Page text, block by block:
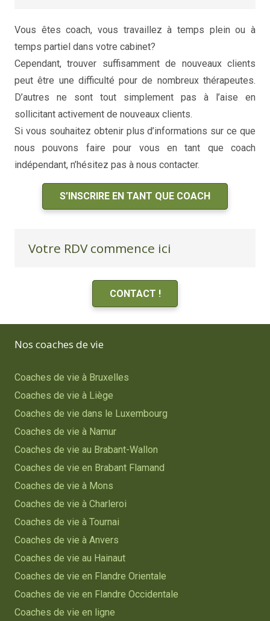
Vous êtes coach, vous travaillez à temps plein ou à
temps partiel dans votre cabinet?
Cependant, trouver suffisamment de nouveaux clients
peut être une difficulté pour de nombreux thérapeutes.
D’autres ne sont tout simplement pas à l’aise en
sollicitant activement de nouveaux clients.
Si vous souhaitez obtenir plus d’informations sur ce que
nous pouvons faire pour vous en tant que coach
indépendant, n’hésitez pas à nous contacter.
S’INSCRIRE EN TANT QUE COACH
Votre RDV commence ici
CONTACT !
Nos coaches de vie
Coaches de vie à Bruxelles
Coaches de vie à Liège
Coaches de vie dans le Luxembourg
Coaches de vie à Namur
Coaches de vie au Brabant-Wallon
Coaches de vie en Brabant Flamand
Coaches de vie à Mons
Coaches de vie à Charleroi
Coaches de vie à Tournai
Coaches de vie à Anvers
Coaches de vie au Hainaut
Coaches de vie en Flandre Orientale
Coaches de vie en Flandre Occidentale
Coaches de vie en ligne